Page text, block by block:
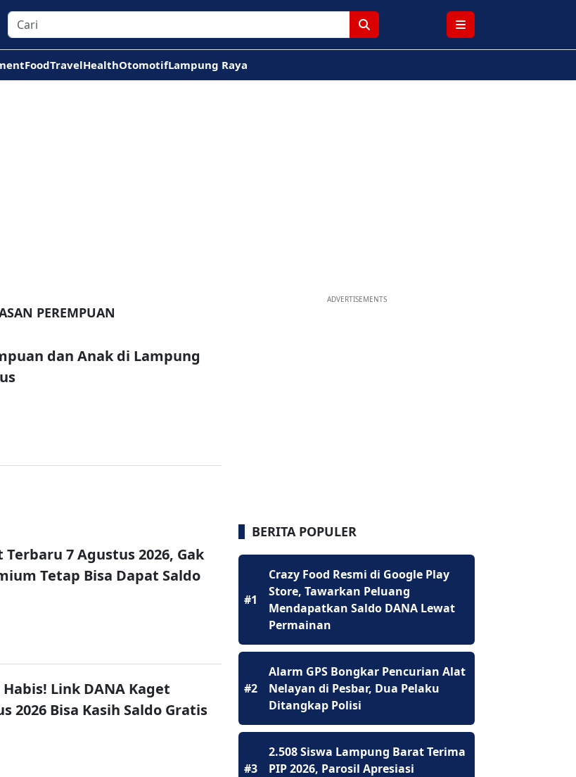
FoodTravelHealthOtomotifLampung Raya
PEREMPUAN
dan Anak di Lampung
Terbaru 7 Agustus 2026, Gak
Tetap Bisa Dapat Saldo
Link DANA Kaget
2026 Bisa Kasih Saldo Gratis
ADVERTISEMENTS
BERITA POPULER
#1
Crazy Food Resmi di Google Play
Store, Tawarkan Peluang
Mendapatkan Saldo DANA Lewat
Permainan
#2
Alarm GPS Bongkar Pencurian Alat
Nelayan di Pesbar, Dua Pelaku
Ditangkap Polisi
#3
2.508 Siswa Lampung Barat Terima
PIP 2026, Parosil Apresiasi